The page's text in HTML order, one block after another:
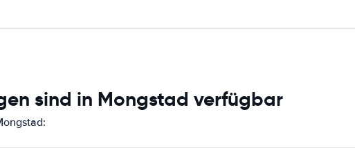
sind in Mongstad verfügbar